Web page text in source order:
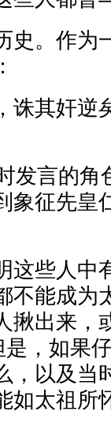
史。作为
诛其奸
发言的角
象征先皇
这些人中
不能成为
揪出来，
是，如果
，以及当
如太祖所